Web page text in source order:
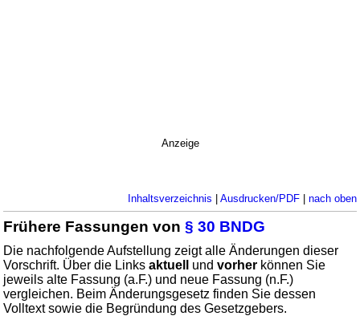
Anzeige
Inhaltsverzeichnis | Ausdrucken/PDF| nach oben
Frühere Fassungen von§ 30 BNDG
Die nachfolgende Aufstellung zeigt alle Änderungen dieser
Vorschrift. Über die Linksaktuell undvorher können Sie
jeweils alte Fassung (a.F.) und neue Fassung (n.F.)
vergleichen. Beim Änderungsgesetz finden Sie dessen
Volltext sowie die Begründung des Gesetzgebers.